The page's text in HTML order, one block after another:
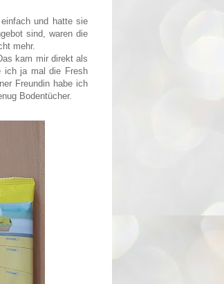
und hatte sie
sind, waren die
mehr.
kam mir direkt als
ich ja mal die Fresh
Freundin habe ich
Bodentücher.